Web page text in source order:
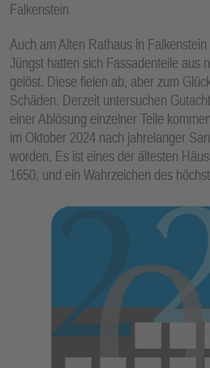
Falkenstein
Auch am Alten Rathaus in
Jüngst hatten sich Fassadenteile aus
gelöst. Diese fielen ab, aber zum
Schäden. Derzeit untersuchen
einer Ablösung einzelner Teile
im Oktober 2024 nach jahrelanger
worden. Es ist eines der ältesten
1650, und ein Wahrzeichen des